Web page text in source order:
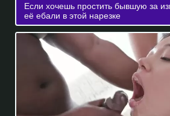
Если хочешь простить бывшую за
её ебали в этой нарезке